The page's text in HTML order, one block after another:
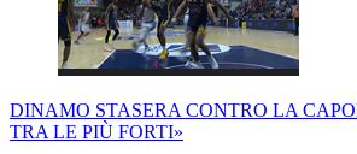
DINAMO STASERA CONTRO LA
TRA LE PIÙ FORTI»